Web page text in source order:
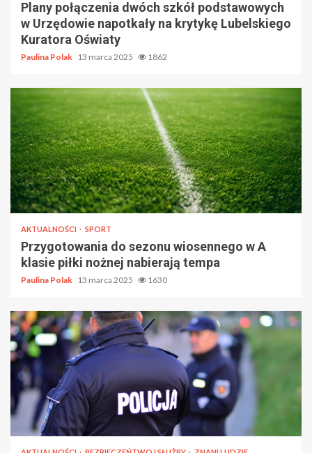
Plany połączenia dwóch szkół podstawowych
w Urzędowie napotkały na krytykę Lubelskiego
Kuratora Oświaty
Paulina Polak 13 marca 2025 1862
AKTUALNOŚCI SPORT
Przygotowania do sezonu wiosennego w A
klasie piłki nożnej nabierają tempa
Paulina Polak 13 marca 2025 1630